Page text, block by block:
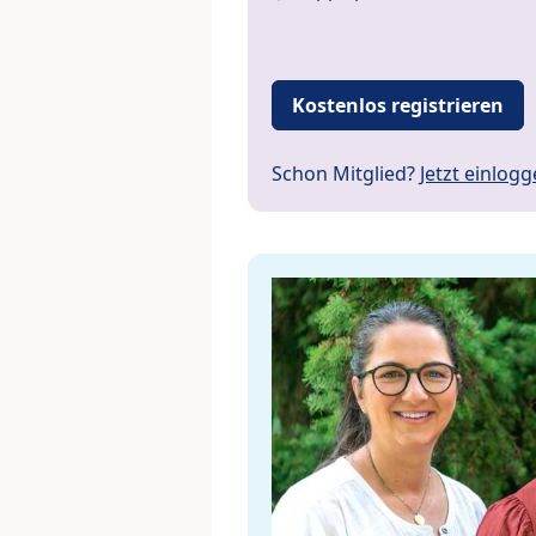
Kostenlos registrieren
Schon Mitglied? Jetzt